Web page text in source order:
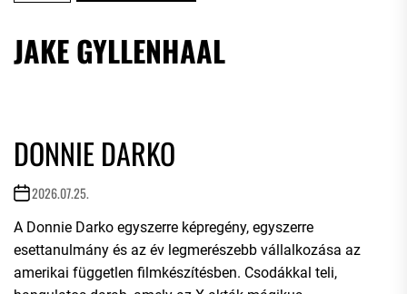
JAKE GYLLENHAAL
DONNIE DARKO
2026.07.25.
A Donnie Darko egyszerre képregény, egyszerre
esettanulmány és az év legmerészebb vállalkozása az
amerikai független filmkészítésben. Csodákkal teli,